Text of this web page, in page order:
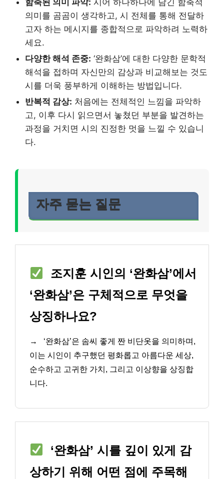
의미를 곰곰이 생각하고, 시 전체를 통해 전달하
고자 하는 메시지를 종합적으로 파악하려 노력하
세요.
다양한 해석 존중: ‘완화삼’에 대한 다양한 문학적
해석을 접하며 자신만의 감상과 비교해보는 것도
시를 더욱 풍부하게 이해하는 방법입니다.
반복적 감상: 처음에는 전체적인 느낌을 파악하
고, 이후 다시 읽으면서 놓쳤던 부분을 발견하는
과정을 거치면 시의 진정한 멋을 느낄 수 있습니
다.
자주 묻는 질문
조지훈 시인의 ‘완화삼’에서
‘완화삼’은 구체적으로 무엇을
상징하나요?
→
‘완화삼’은 솜씨 좋게 짠 비단옷을 의미하며,
이는 시인이 추구했던 평화롭고 아름다운 세상,
순수하고 고귀한 가치, 그리고 이상향을 상징합
니다.
‘완화삼’ 시를 깊이 있게 감
상하기 위해 어떤 점에 주목해